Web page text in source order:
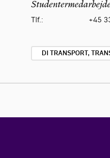
Tlf.:
+45
DI TRANSPORT,